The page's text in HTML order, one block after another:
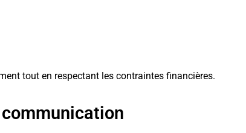
tout en respectant les contraintes financières.